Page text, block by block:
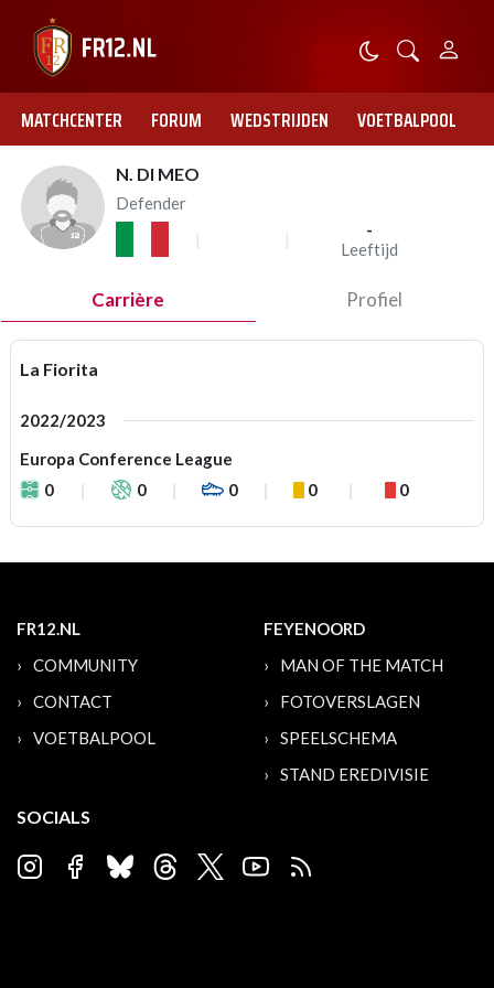
MATCHCENTER FORUM WEDSTRIJDEN VOETBALPOOL
N. DI MEO
Defender
-
Leeftijd
Carrière Profiel
La Fiorita
2022/2023
Europa Conference League
0
0 0 0 0
FR12.NL
COMMUNITY
CONTACT
VOETBALPOOL
FEYENOORD
MAN OF THE MATCH
FOTOVERSLAGEN
SPEELSCHEMA
STAND EREDIVISIE
SOCIALS